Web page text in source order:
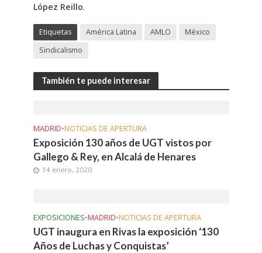
López Reillo.
Etiquetas América Latina AMLO
México
Sindicalismo
También te puede interesar
MADRID•NOTICIAS DE APERTURA
Exposición 130 años de UGT vistos por
Gallego & Rey, en Alcalá de Henares
14 enero, 2020
EXPOSICIONES•MADRID•NOTICIAS DE APERTURA
UGT inaugura en Rivas la exposición ‘130
Años de Luchas y Conquistas’